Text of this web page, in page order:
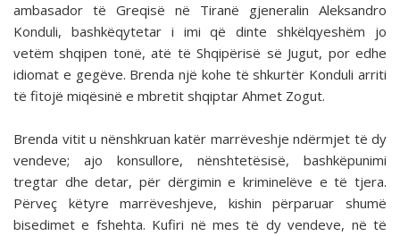
ambasador të Greqisë në Tiranë gjeneralin Aleksandro
Konduli, bashkëqytetar i imi që dinte shkëlqyeshëm jo
vetëm shqipen tonë, atë të Shqipërisë së Jugut, por edhe
idiomat e gegëve. Brenda një kohe të shkurtër Konduli arriti
të fitojë miqësinë e mbretit shqiptar Ahmet Zogut.
Brenda vitit u nënshkruan katër marrëveshje ndërmjet të dy
vendeve; ajo konsullore, nënshtetësisë, bashkëpunimi
tregtar dhe detar, për dërgimin e kriminelëve e të tjera.
Përveç këtyre marrëveshjeve, kishin përparuar shumë
bisedimet e fshehta. Kufiri në mes të dy vendeve, në të